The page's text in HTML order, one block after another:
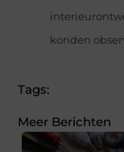
konden
Tags:
Meer Berichten